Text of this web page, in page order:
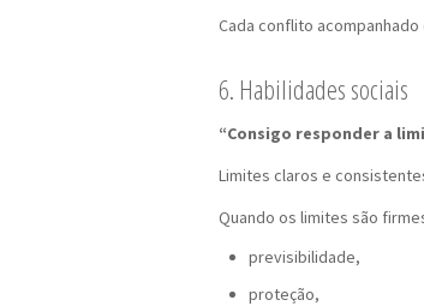
Cada conflito
6. Habilidades sociais
“Consigo responder a
Limites claros e
Quando os limites são
previsibilidade,
proteção,